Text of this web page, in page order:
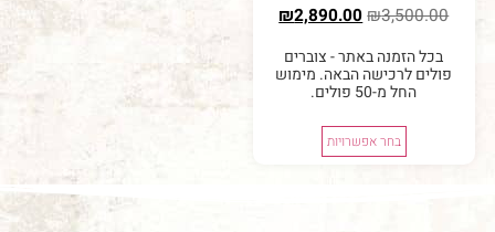
₪2,890.00
באתר - צוברים
הבאה. מימוש